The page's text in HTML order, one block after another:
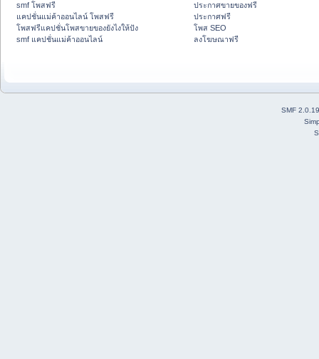
smf โพสฟรี
แคปชั่นแม่ค้าออนไลน์ โพสฟรี
โพสฟรีแคปชั่นโพสขายของยังไงให้ปัง
smf แคปชั่นแม่ค้าออนไลน์
ประกาศขายของฟรี
ประกาศฟรี
โพส SEO
ลงโฆษณาฟรี
SMF 2.0.19